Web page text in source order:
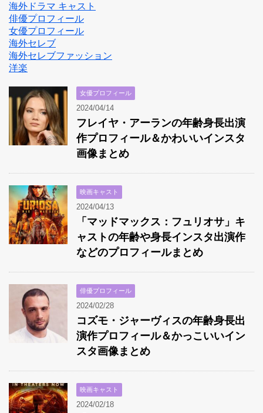
海外ドラマ キャスト
俳優プロフィール
女優プロフィール
海外セレブ
海外セレブファッション
洋楽
女優プロフィール
2024/04/14
フレイヤ・アーランの年齢身長出演
作プロフィール＆かわいいインスタ
画像まとめ
映画キャスト
2024/04/13
「マッドマックス：フュリオサ」キ
ャストの年齢や身長インスタ出演作
などのプロフィールまとめ
俳優プロフィール
2024/02/28
コズモ・ジャーヴィスの年齢身長出
演作プロフィール＆かっこいいイン
スタ画像まとめ
映画キャスト
2024/02/18